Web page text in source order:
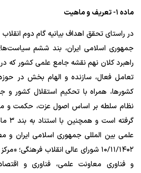
ماده ۱- تعریف و ماهیت
در راستای تحقق اهداف بیانیه گام دوم
جمهوری اسلامی ایران، بند ششم
راهبرد کلان نهم نقشه جامع علمی کشور که
تعامل فعال، سازنده و الهام بخش در
کشورها، همراه با تحکیم استقلال کشور و
نظام سلطه بر اساس اصول عزت، حکمت و
۱۰/‌۱۱/‌۱۴۰۲‬ شورای عالی انقلاب فرهنگی؛
و فناوری معاونت علمی، فناوری و